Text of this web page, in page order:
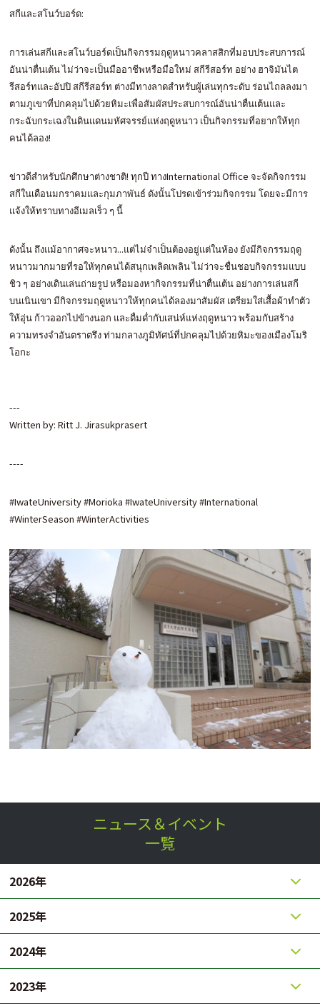
สกีและสโนว์บอร์ด:
การเล่นสกีและสโนว์บอร์ดเป็นกิจกรรมฤดูหนาวคลาสสิกที่มอบประสบการณ์
อันน่าตื่นเต้น ไม่ว่าจะเป็นมืออาชีพหรือมือใหม่ สกีรีสอร์ท อย่าง ฮาจิมันไต
รีสอร์ทและอัปปิ สกีรีสอร์ท ต่างมีทางลาดสำหรับผู้เล่นทุกระดับ ร่อนไถลลงมา
ตามภูเขาที่ปกคลุมไปด้วยหิมะเพื่อสัมผัสประสบการณ์อันน่าตื่นเต้นและ
กระฉับกระเฉงในดินแดนมหัศจรรย์แห่งฤดูหนาว เป็นกิจกรรมที่อยากให้ทุก
คนได้ลอง!
ข่าวดีสำหรับนักศึกษาต่างชาติ! ทุกปี ทางInternational Office จะจัดกิจกรรม
สกีในเดือนมกราคมและกุมภาพันธ์ ดังนั้นโปรดเข้าร่วมกิจกรรม โดยจะมีการ
แจ้งให้ทราบทางอีเมลเร็ว ๆ นี้
ดังนั้น ถึงแม้อากาศจะหนาว...แต่ไม่จำเป็นต้องอยู่แต่ในห้อง ยังมีกิจกรรมฤดู
หนาวมากมายที่รอให้ทุกคนได้สนุกเพลิดเพลิน ไม่ว่าจะชื่นชอบกิจกรรมแบบ
ชิว ๆ อย่างเดินเล่นถ่ายรูป หรือมองหากิจกรรมที่น่าตื่นเต้น อย่างการเล่นสกี
บนเนินเขา มีกิจกรรมฤดูหนาวให้ทุกคนได้ลองมาสัมผัส เตรียมใส่เสื้อผ้าทำตัว
ให้อุ่น ก้าวออกไปข้างนอก และดื่มด่ำกับเสน่ห์แห่งฤดูหนาว พร้อมกับสร้าง
ความทรงจำอันตราตรึง ท่ามกลางภูมิทัศน์ที่ปกคลุมไปด้วยหิมะของเมืองโมริ
โอกะ
---
Written by: Ritt J. Jirasukprasert
----
#IwateUniversity #Morioka #IwateUniversity #International
#WinterSeason #WinterActivities
ニュース＆イベント
一覧
2026年
2025年
2024年
2023年